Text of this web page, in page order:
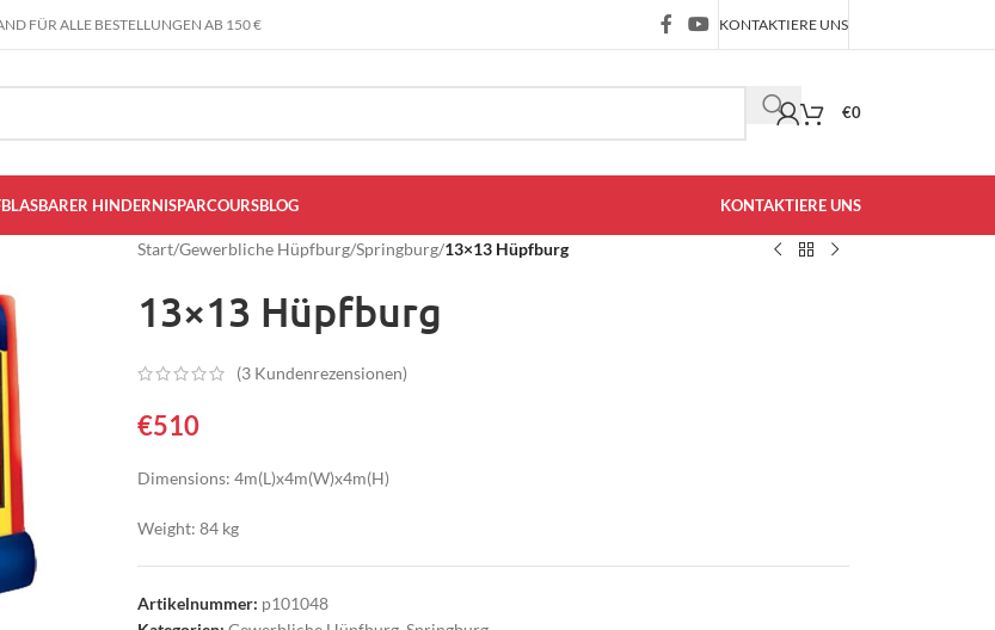
FÜR ALLE BESTELLUNGEN AB 150 € KONTAKTIERE UNS
€0
HINDERNISPARCOURSBLOG KONTAKTIERE UNS
Start/Gewerbliche Hüpfburg/Springburg/13×13 Hüpfburg
13×13 Hüpfburg
(3Kundenrezensionen)
€510
Dimensions: 4m(L)x4m(W)x4m(H)
Weight: 84 kg
Artikelnummer: p101048